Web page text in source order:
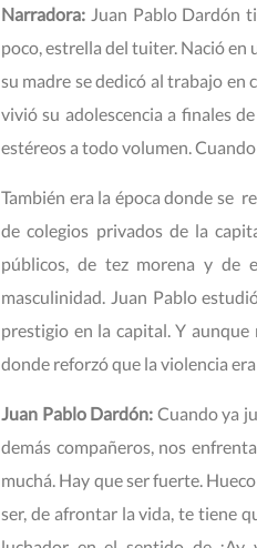
Narradora: Juan Pablo Dardón
poco, estrella del tuiter. Nació en
su madre se dedicó al trabajo en
vivió su adolescencia a finales
estéreos a todo volumen.
También era la época donde se
de colegios privados de la
públicos, de tez morena y de
masculinidad. Juan Pablo
prestigio en la capital. Y
donde reforzó que la violencia
Juan Pablo Dardón: Cuando ya
demás compañeros, nos
muchá. Hay que ser fuerte.
ser, de afrontar la vida, te tiene